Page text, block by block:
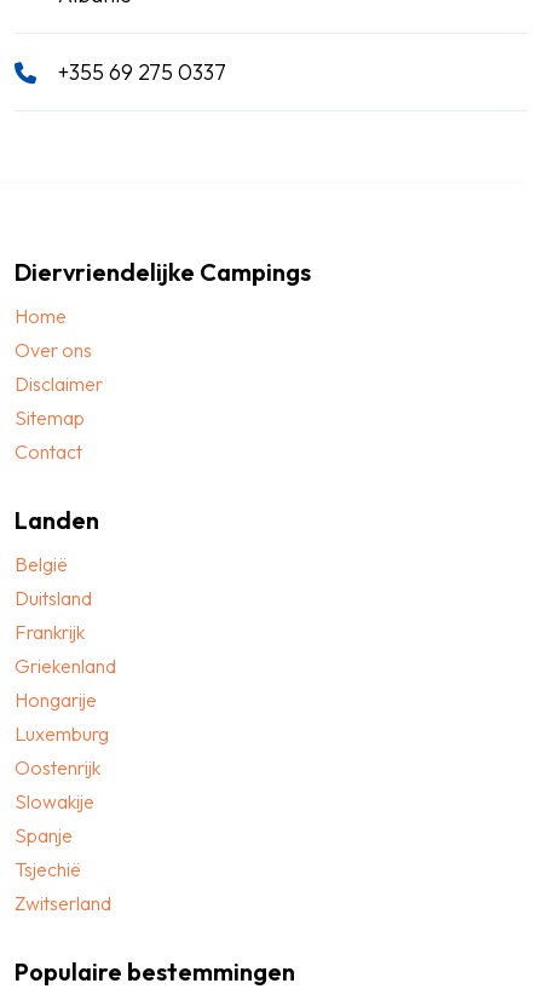
+355 69 275 0337
Diervriendelijke Campings
Home
Over ons
Disclaimer
Sitemap
Contact
Landen
België
Duitsland
Frankrijk
Griekenland
Hongarije
Luxemburg
Oostenrijk
Slowakije
Spanje
Tsjechië
Zwitserland
Populaire bestemmingen